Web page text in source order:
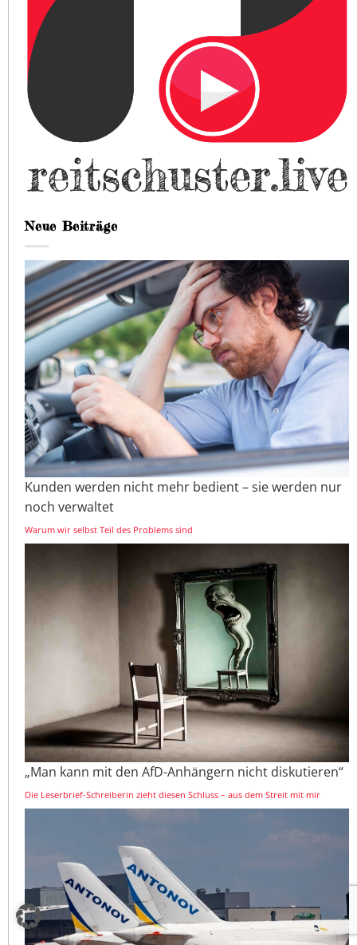
Neue Beiträge
Kunden werden nicht mehr bedient – sie werden nur
noch verwaltet
Warum wir selbst Teil des Problems sind
„Man kann mit den AfD-Anhängern nicht diskutieren“
Die Leserbrief-Schreiberin zieht diesen Schluss – aus dem Streit mit mir